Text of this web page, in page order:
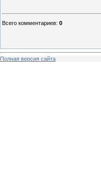
Всего комментариев: 0
Полная версия сайта